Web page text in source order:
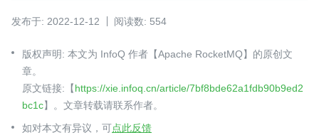
发布于: 2022-12-12 阅读数: 554
版权声明: 本文为 InfoQ 作者【Apache RocketMQ】的原创文
章。
原文链接:【https://xie.infoq.cn/article/7bf8bde62a1fdb90b9ed2
bc1c】。文章转载请联系作者。
如对本文有异议，可点此反馈